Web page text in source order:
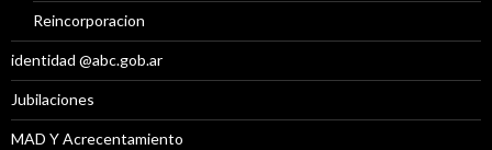
Reincorporacion
identidad @abc.gob.ar
Jubilaciones
MAD Y Acrecentamiento